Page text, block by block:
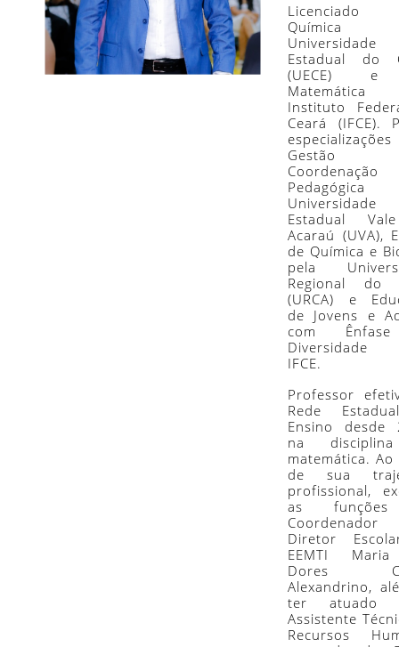
Química
Universidade
Estadual do
(UECE) e
Matemática
Instituto
Ceará (IFCE).
Coordenação
Pedagógica
Universidade
Estadual
Acaraú (UVA),
de Química e
pela
Regional do
(URCA) e
de Jovens e
com
Diversidade
IFCE.
Professor
Rede
Ensino desde
na
matemática. Ao
de sua
profissional,
as
Diretor
EEMTI
Dores
Alexandrino,
ter atuado
Assistente
Recursos